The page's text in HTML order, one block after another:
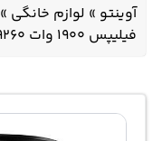
آوینتو » لوازم خانگی »
فیلیپس 1900 وات Philips HD9260